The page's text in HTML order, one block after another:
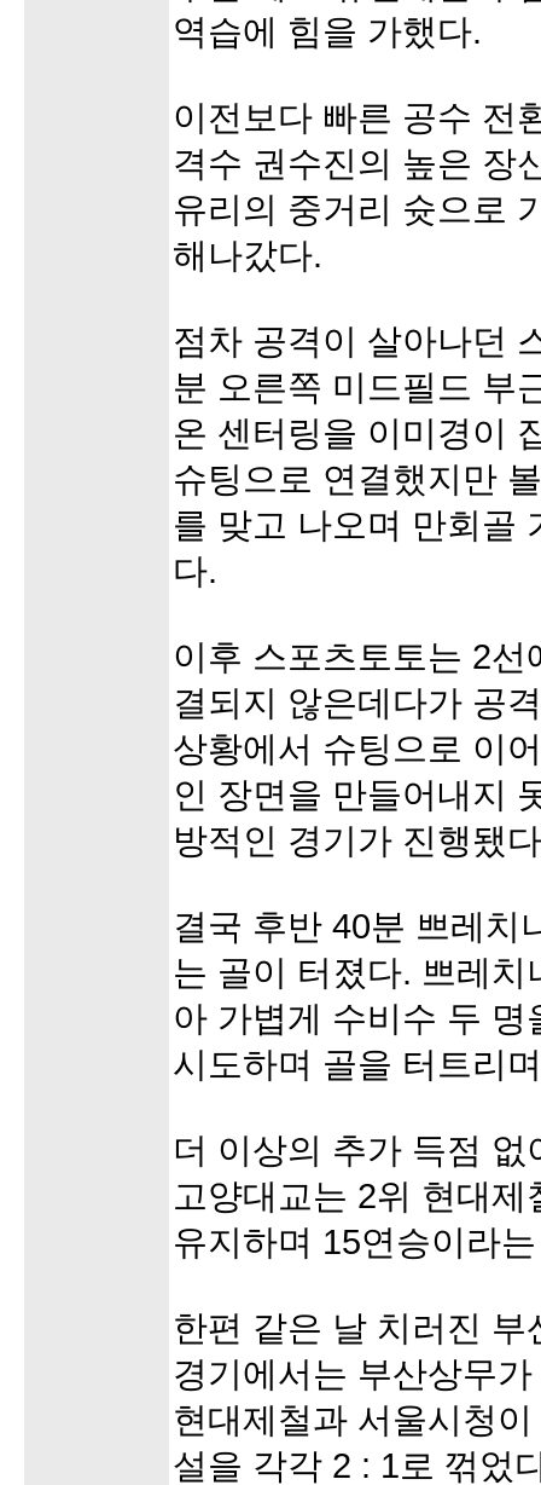
역습에 힘을 가했다.
이전보다 빠른 공수 전
격수 권수진의 높은 장
유리의 중거리 슛으로
해나갔다.
점차 공격이 살아나던
분 오른쪽 미드필드 부
온 센터링을 이미경이
슈팅으로 연결했지만
를 맞고 나오며 만회골
다.
이후 스포츠토토는 2
결되지 않은데다가 공
상황에서 슈팅으로 이
인 장면을 만들어내지
방적인 경기가 진행됐
결국 후반 40분 쁘레치
는 골이 터졌다. 쁘레
아 가볍게 수비수 두
시도하며 골을 터트리
더 이상의 추가 득점
고양대교는 2위 현대
유지하며 15연승이라
한편 같은 날 치러진
경기에서는 부산상무
현대제철과 서울시청
설을 각각 2 : 1로 꺾었